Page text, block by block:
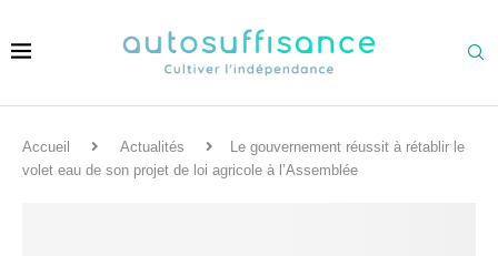
Accueil Actualités
Le gouvernement réussit à rétablir le
volet eau de son projet de loi agricole à l’Assemblée